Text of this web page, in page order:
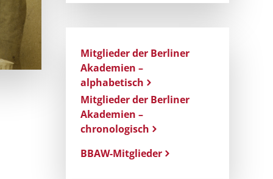
Mitglieder der Berliner
Akademien –
alphabetisch
Mitglieder der Berliner
Akademien –
chronologisch
BBAW-Mitglieder